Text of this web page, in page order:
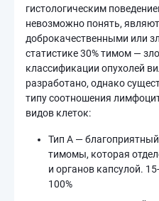
гистологическим
невозможно понять,
доброкачественными или
статистике 30% тимом —
классификации опухолей
разработано, однако
типу соотношения
видов клеток:
Тип A —
тимомы, которая
и органов капсулой.
100%